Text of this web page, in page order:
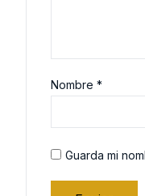
Nombre*
Guarda mi